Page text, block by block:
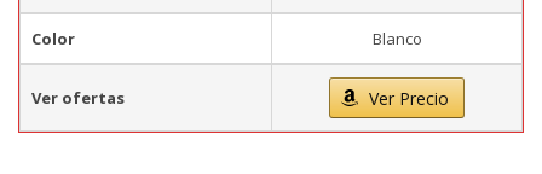
Color Blanco
Ver ofertas Ver Precio